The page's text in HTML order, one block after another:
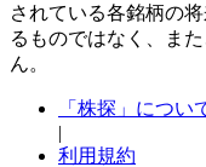
されている各銘柄の
るものではなく、ま
ん。
「株探」につい
|
利用規約